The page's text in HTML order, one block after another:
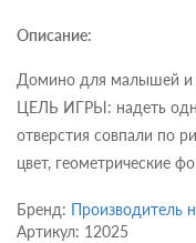
Описание:
Домино для малышей и
ЦЕЛЬ ИГРЫ: надеть
отверстия совпали по
цвет, геометрические
Бренд: Производитель
Артикул: 12025